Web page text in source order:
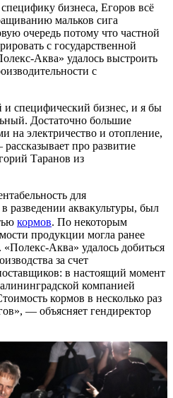
бизнеса, Егоров всё
мальков сига
очередь потому что частной
с государственной
Аква» удалось выстроить
с
специфический бизнес, и я бы
Достаточно большие
на электричество и отопление,
про развитие
Таранов из
для
разведении аквакультуры, был
кормов. По некоторым
продукции могла ранее
«Полекс-Аква» удалось добиться
за счет
в настоящий момент
компанией
кормов в несколько раз
— объясняет гендиректор